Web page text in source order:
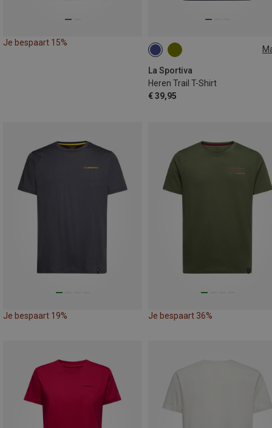
Je bespaart 15%
La Sportiva
Heren Trail T-Shirt
€ 39,95
S XL
Je bespaart 19% Je bespaart 36%